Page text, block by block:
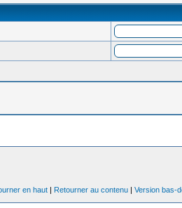
en haut | Retourner au contenu |Version bas-